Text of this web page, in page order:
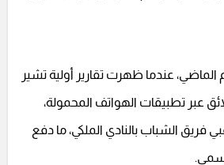
الماضي، عندما ظهرت تقارير أولية تشير
عبر تطبيقات الهواتف المحمولة،
فريق الشباب بالنادي الملكي، ما دفع
رسمي.